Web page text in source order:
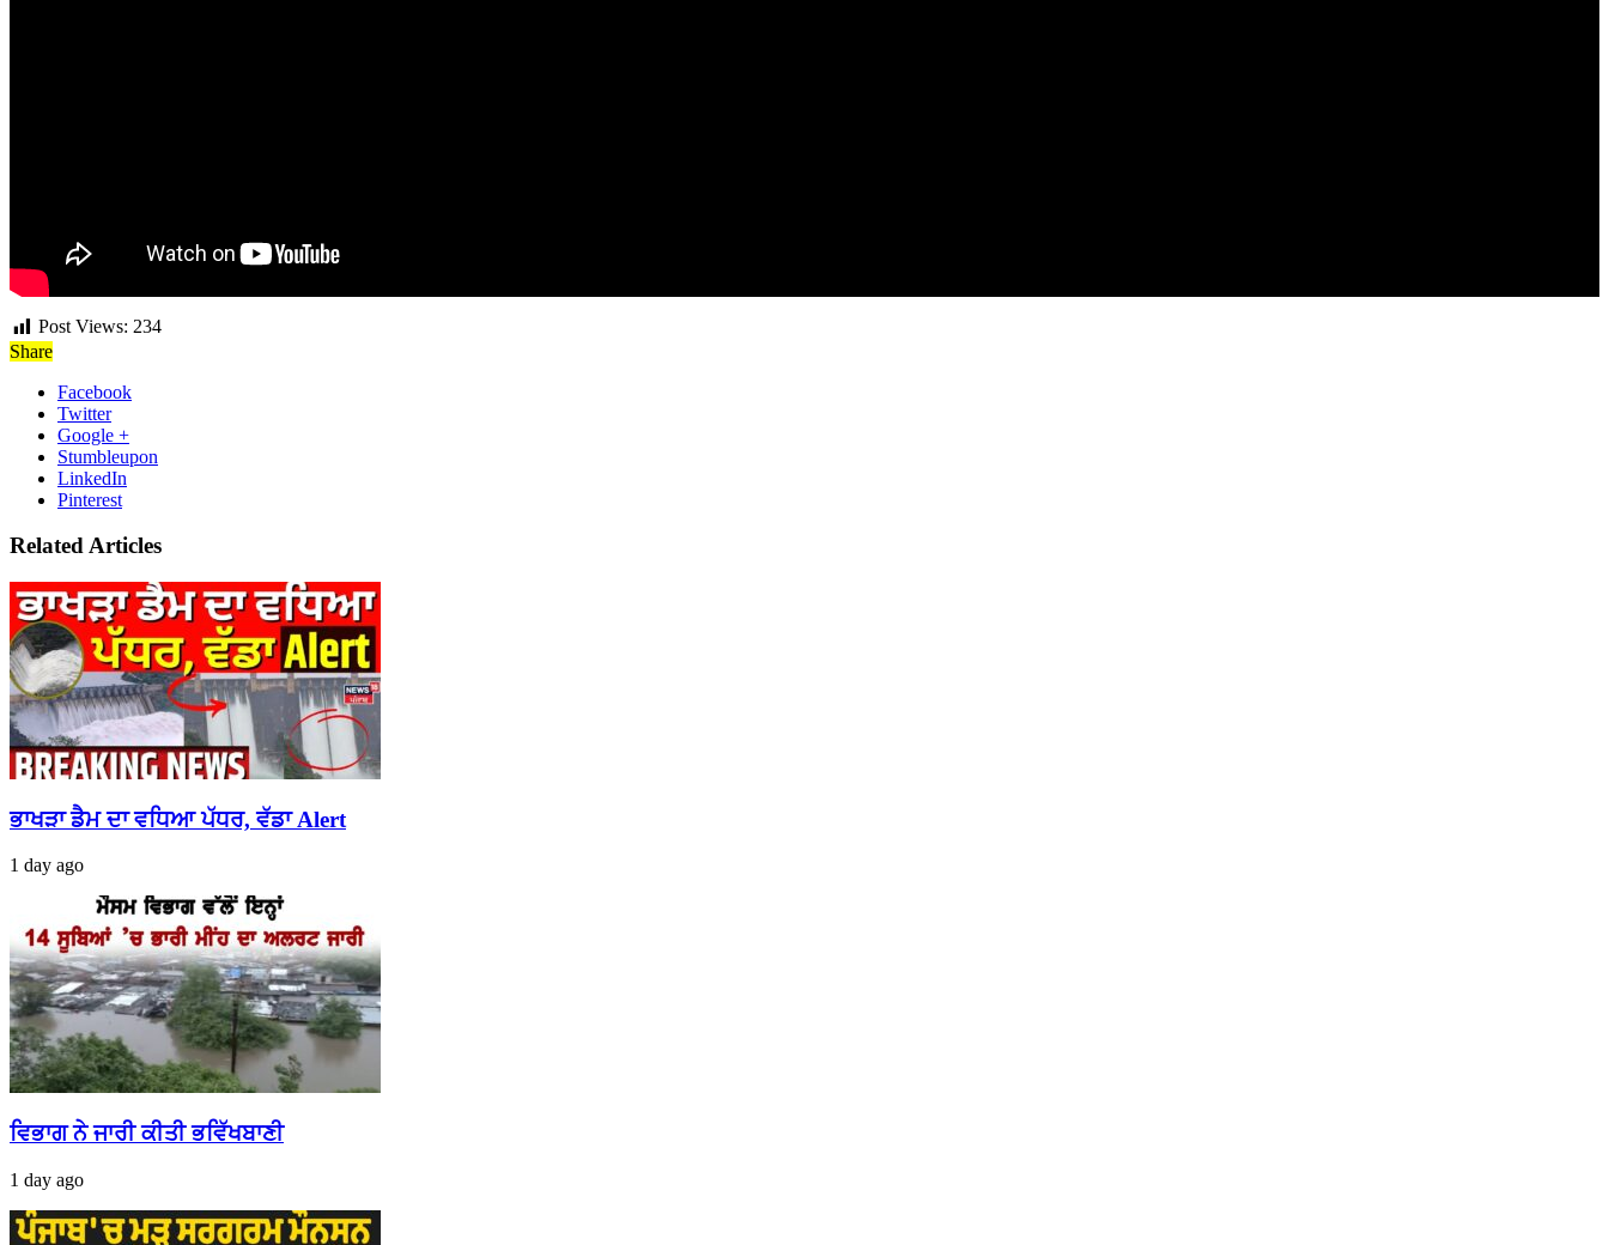
Post Views: 234
Share
Facebook
Twitter
Google +
Stumbleupon
LinkedIn
Pinterest
Related Articles
ਭਾਖੜਾ ਡੈਮ ਦਾ ਵਧਿਆ ਪੱਧਰ, ਵੱਡਾ Alert
1 day ago
ਵਿਭਾਗ ਨੇ ਜਾਰੀ ਕੀਤੀ ਭਵਿੱਖਬਾਣੀ
1 day ago